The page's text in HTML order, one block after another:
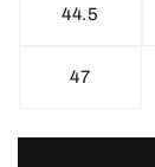
44.5
47